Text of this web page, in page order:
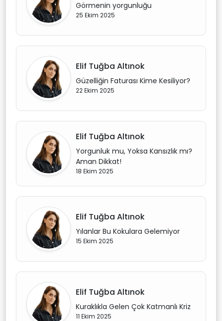
Görmenin yorgunluğu
25 Ekim 2025
Elif Tuğba Altınok
Güzelliğin Faturası Kime Kesiliyor?
22 Ekim 2025
Elif Tuğba Altınok
Yorgunluk mu, Yoksa Kansızlık mı?
Aman Dikkat!
18 Ekim 2025
Elif Tuğba Altınok
Yılanlar Bu Kokulara Gelemiyor
15 Ekim 2025
Elif Tuğba Altınok
Kuraklıkla Gelen Çok Katmanlı Kriz
11 Ekim 2025